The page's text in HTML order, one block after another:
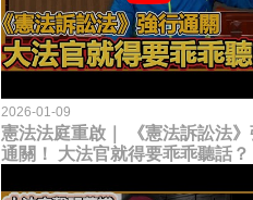
2026-01-09
憲法法庭重啟｜ 《憲法訴訟法
通關！ 大法官就得要乖乖聽話？